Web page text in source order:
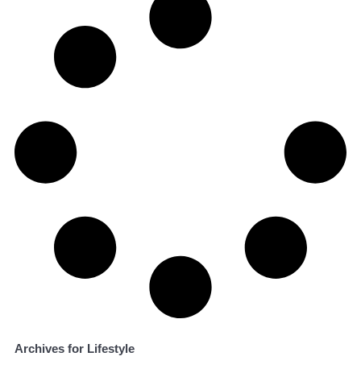
Archives for Lifestyle